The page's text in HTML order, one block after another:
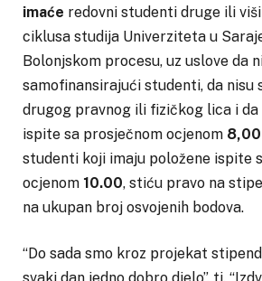
imaće redovni studenti druge ili
ciklusa studija Univerziteta u
Bolonjskom procesu, uz uslove da
samofinansirajući studenti, da nisu
drugog pravnog ili fizičkog lica i da
ispite sa prosječnom ocjenom 8,00
studenti koji imaju položene ispite
ocjenom 10.00, stiću pravo na
na ukupan broj osvojenih bodova.
“Do sada smo kroz projekat